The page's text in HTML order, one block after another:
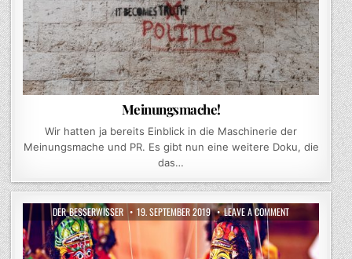
Meinungsmache!
Wir hatten ja bereits Einblick in die Maschinerie der
Meinungsmache und PR. Es gibt nun eine weitere Doku, die
das…
AUTHOR:
DER_BESSERWISSER PUBLISHED
DATE:
19. SEPTEMBER 2019 LEAVE A COMMENTON